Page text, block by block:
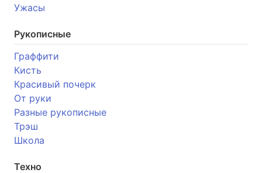
Ужасы
Рукописные
Граффити
Кисть
Красивый почерк
От руки
Разные рукописные
Трэш
Школа
Техно